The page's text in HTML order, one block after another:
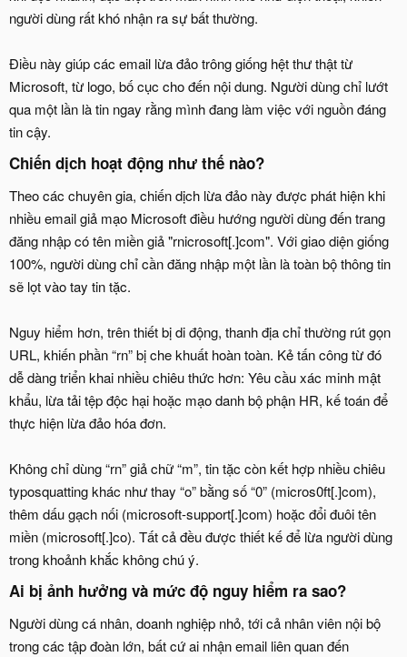
người dùng rất khó nhận ra sự bất thường.
Điều này giúp các email lừa đảo trông giống hệt thư thật từ
Microsoft, từ logo, bố cục cho đến nội dung. Người dùng chỉ lướt
qua một lần là tin ngay rằng mình đang làm việc với nguồn đáng
tin cậy.
Chiến dịch hoạt động như thế nào?
Theo các chuyên gia, chiến dịch lừa đảo này được phát hiện khi
nhiều email giả mạo Microsoft điều hướng người dùng đến trang
đăng nhập có tên miền giả "rnicrosoft[.]com". Với giao diện giống
100%, người dùng chỉ cần đăng nhập một lần là toàn bộ thông tin
sẽ lọt vào tay tin tặc.
Nguy hiểm hơn, trên thiết bị di động, thanh địa chỉ thường rút gọn
URL, khiến phần “rn” bị che khuất hoàn toàn. Kẻ tấn công từ đó
dễ dàng triển khai nhiều chiêu thức hơn: Yêu cầu xác minh mật
khẩu, lừa tải tệp độc hại hoặc mạo danh bộ phận HR, kế toán để
thực hiện lừa đảo hóa đơn.
Không chỉ dùng “rn” giả chữ “m”, tin tặc còn kết hợp nhiều chiêu
typosquatting khác như thay “o” bằng số “0” (micros0ft[.]com),
thêm dấu gạch nối (microsoft-support[.]com) hoặc đổi đuôi tên
miền (microsoft[.]co). Tất cả đều được thiết kế để lừa người dùng
trong khoảnh khắc không chú ý.
Ai bị ảnh hưởng và mức độ nguy hiểm ra sao?
Người dùng cá nhân, doanh nghiệp nhỏ, tới cả nhân viên nội bộ
trong các tập đoàn lớn, bất cứ ai nhận email liên quan đến